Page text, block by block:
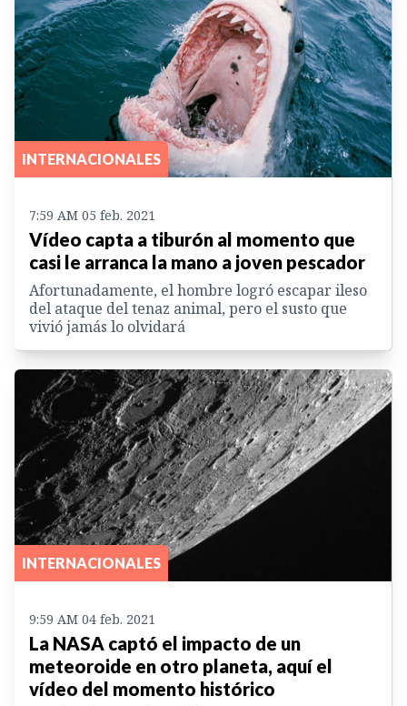
INTERNACIONALES
7:59 AM 05 feb. 2021
Vídeo capta a tiburón al momento que
casi le arranca la mano a joven pescador
Afortunadamente, el hombre logró escapar ileso
del ataque del tenaz animal, pero el susto que
vivió jamás lo olvidará
INTERNACIONALES
9:59 AM 04 feb. 2021
La NASA captó el impacto de un
meteoroide en otro planeta, aquí el
vídeo del momento histórico